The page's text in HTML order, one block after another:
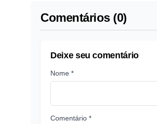
Comentários (0)
Deixe seu comentário
Nome *
Comentário *